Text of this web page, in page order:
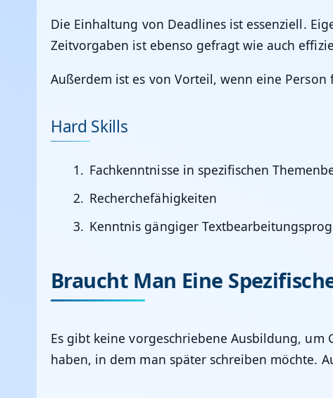
Die Einhaltung von Deadlines ist essenziell.
Zeitvorgaben ist ebenso gefragt wie auch
Außerdem ist es von Vorteil, wenn eine
Hard Skills
Fachkenntnisse in spezifischen
Recherchefähigkeiten
Kenntnis gängiger
Braucht Man Eine
Es gibt keine vorgeschriebene Ausbildung,
haben, in dem man später schreiben möchte.